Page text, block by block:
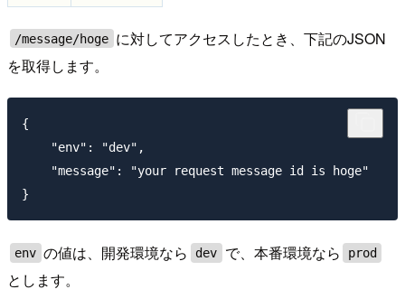
/message/hoge に対してアクセスしたとき、下記のJSON
を取得します。
{
    "env": "dev",
    "message": "your request message id is hoge"
env の値は、開発環境なら dev で、本番環境なら prod
とします。